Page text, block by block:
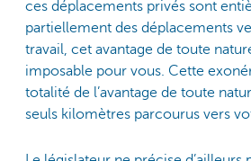
ces déplacements privés sont
partiellement des déplacements
travail, cet avantage de toute
imposable pour vous. Cette
totalité de l’avantage de toute
seuls kilomètres parcourus vers